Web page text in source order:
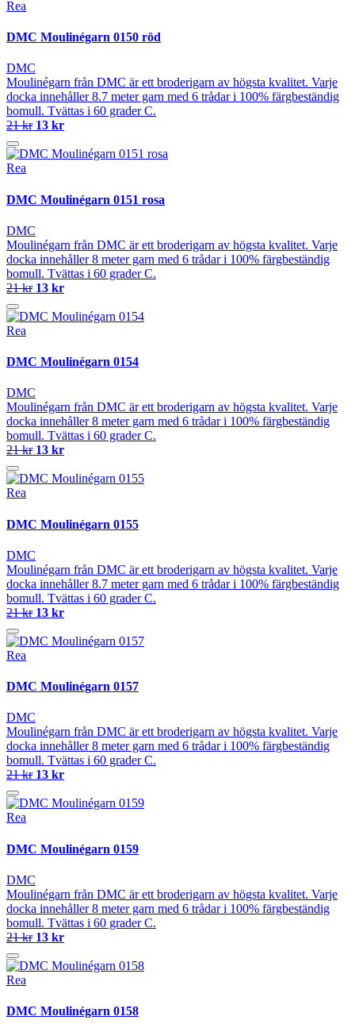
Rea
DMC Moulinégarn 0150 röd
DMC
Moulinégarn från DMC är ett broderigarn av högsta kvalitet. Varje
docka innehåller 8.7 meter garn med 6 trådar i 100% färgbeständig
bomull. Tvättas i 60 grader C.
21 kr 13 kr
Rea
DMC Moulinégarn 0151 rosa
DMC
Moulinégarn från DMC är ett broderigarn av högsta kvalitet. Varje
docka innehåller 8 meter garn med 6 trådar i 100% färgbeständig
bomull. Tvättas i 60 grader C.
21 kr 13 kr
Rea
DMC Moulinégarn 0154
DMC
Moulinégarn från DMC är ett broderigarn av högsta kvalitet. Varje
docka innehåller 8 meter garn med 6 trådar i 100% färgbeständig
bomull. Tvättas i 60 grader C.
21 kr 13 kr
Rea
DMC Moulinégarn 0155
DMC
Moulinégarn från DMC är ett broderigarn av högsta kvalitet. Varje
docka innehåller 8.7 meter garn med 6 trådar i 100% färgbeständig
bomull. Tvättas i 60 grader C.
21 kr 13 kr
Rea
DMC Moulinégarn 0157
DMC
Moulinégarn från DMC är ett broderigarn av högsta kvalitet. Varje
docka innehåller 8 meter garn med 6 trådar i 100% färgbeständig
bomull. Tvättas i 60 grader C.
21 kr 13 kr
Rea
DMC Moulinégarn 0159
DMC
Moulinégarn från DMC är ett broderigarn av högsta kvalitet. Varje
docka innehåller 8 meter garn med 6 trådar i 100% färgbeständig
bomull. Tvättas i 60 grader C.
21 kr 13 kr
Rea
DMC Moulinégarn 0158